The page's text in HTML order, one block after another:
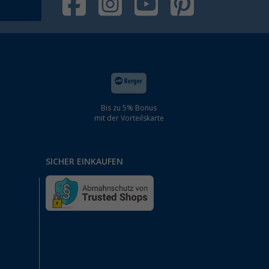
Bis zu 5% Bonus
mit der Vorteilskarte
SICHER EINKAUFEN